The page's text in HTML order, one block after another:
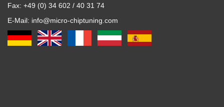
Fax: +49 (0) 34 602 / 40 31 74
E-Mail: info@micro-chiptuning.com